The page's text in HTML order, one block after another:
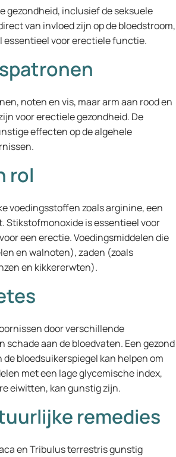
gezondheid, inclusief de seksuele
van invloed zijn op de bloedstroom,
essentieel voor erectiele functie.
noten en vis, maar arm aan rood en
voor erectiele gezondheid. De
effecten op de algehele
rol
voedingsstoffen zoals arginine, een
Stikstofmonoxide is essentieel voor
een erectie. Voedingsmiddelen die
en walnoten), zaden (zoals
en kikkererwten).
door verschillende
aan de bloedvaten. Een gezond
bloedsuikerspiegel kan helpen om
met een lage glycemische index,
eiwitten, kan gunstig zijn.
remedies
en Tribulus terrestris gunstig